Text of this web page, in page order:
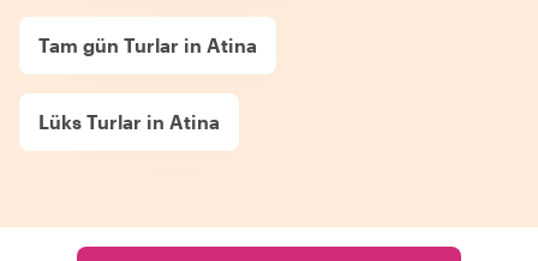
Tam gün Turlar in Atina
Lüks Turlar in Atina